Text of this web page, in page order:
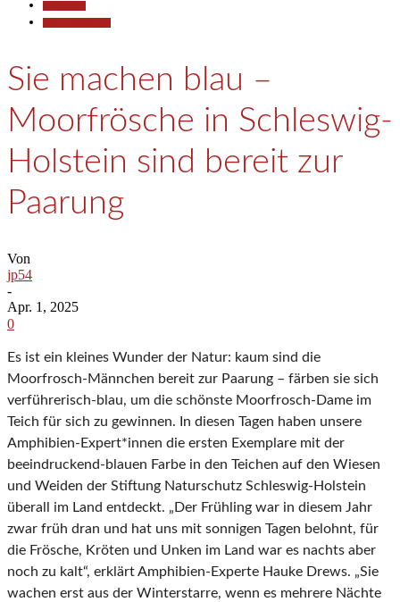
Sie machen blau –
Moorfrösche in Schleswig-
Holstein sind bereit zur
Paarung
Von
jp54
-
Apr. 1, 2025
0
Es ist ein kleines Wunder der Natur: kaum sind die
Moorfrosch-Männchen bereit zur Paarung – färben sie sich
verführerisch-blau, um die schönste Moorfrosch-Dame im
Teich für sich zu gewinnen. In diesen Tagen haben unsere
Amphibien-Expert*innen die ersten Exemplare mit der
beeindruckend-blauen Farbe in den Teichen auf den Wiesen
und Weiden der Stiftung Naturschutz Schleswig-Holstein
überall im Land entdeckt. „Der Frühling war in diesem Jahr
zwar früh dran und hat uns mit sonnigen Tagen belohnt, für
die Frösche, Kröten und Unken im Land war es nachts aber
noch zu kalt“, erklärt Amphibien-Experte Hauke Drews. „Sie
wachen erst aus der Winterstarre, wenn es mehrere Nächte